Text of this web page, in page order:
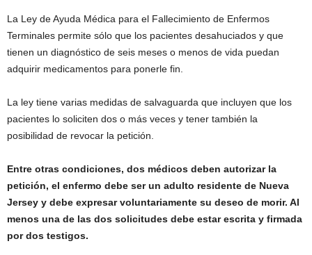
La Ley de Ayuda Médica para el Fallecimiento de Enfermos
Terminales permite sólo que los pacientes desahuciados y que
tienen un diagnóstico de seis meses o menos de vida puedan
adquirir medicamentos para ponerle fin.
La ley tiene varias medidas de salvaguarda que incluyen que los
pacientes lo soliciten dos o más veces y tener también la
posibilidad de revocar la petición.
Entre otras condiciones, dos médicos deben autorizar la
petición, el enfermo debe ser un adulto residente de Nueva
Jersey y debe expresar voluntariamente su deseo de morir. Al
menos una de las dos solicitudes debe estar escrita y firmada
por dos testigos.